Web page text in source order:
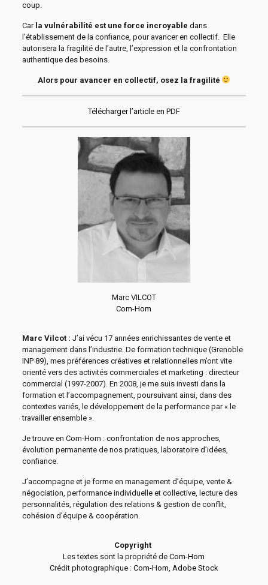
coup.
Car la vulnérabilité est une force incroyable dans
l’établissement de la confiance, pour avancer en collectif. Elle
autorisera la fragilité de l’autre, l’expression et la confrontation
authentique des besoins.
Alors pour avancer en collectif, osez la fragilité
Télécharger l’article en PDF
Marc VILCOT
Com-Hom
Marc Vilcot : J’ai vécu 17 années enrichissantes de vente et
management dans l’industrie. De formation technique (Grenoble
INP 89), mes préférences créatives et relationnelles m’ont vite
orienté vers des activités commerciales et marketing : directeur
commercial (1997-2007). En 2008, je me suis investi dans la
formation et l’accompagnement, poursuivant ainsi, dans des
contextes variés, le développement de la performance par « le
travailler ensemble ».
Je trouve en Com-Hom : confrontation de nos approches,
évolution permanente de nos pratiques, laboratoire d’idées,
confiance.
J’accompagne et je forme en management d’équipe, vente &
négociation, performance individuelle et collective, lecture des
personnalités, régulation des relations & gestion de conflit,
cohésion d’équipe & coopération.
Copyright
Les textes sont la propriété deCom-Hom
Crédit photographique : Com-Hom, Adobe Stock